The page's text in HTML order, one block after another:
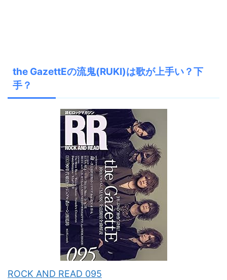
the GazettEの流鬼(RUKI)は歌が上手い？下
手？
ROCK AND READ 095